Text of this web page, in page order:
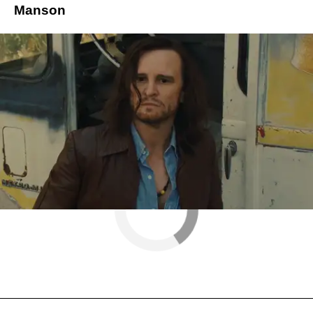
Manson
maya hawke Érase una vez en... Hollywood